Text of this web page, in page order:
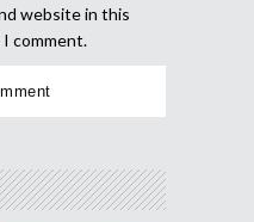
website in this
comment.